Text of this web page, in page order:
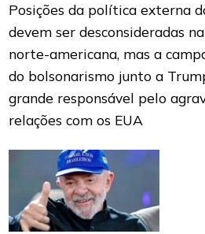
Posições da política externa
devem ser desconsideradas
norte-americana, mas a
do bolsonarismo junto a
grande responsável pelo
relações com os EUA